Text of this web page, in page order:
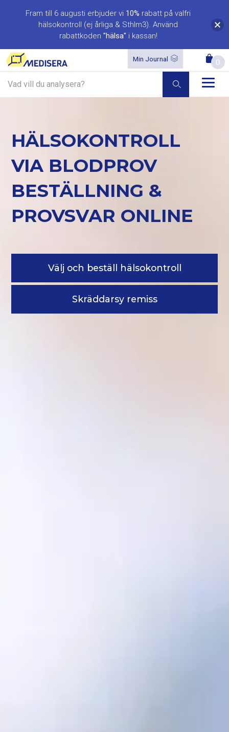
Min Journal 0
HÄLSOKONTROLL
VIA BLODPROV
BESTÄLLNING &
PROVSVAR ONLINE
Välj och beställ hälsokontroll
Skräddarsy remiss
Fram till 6 augusti erbjuder vi 10% rabatt på valfri
hälsokontroll (ej årliga & Sthlm3). Använd
rabattkoden "hälsa" i kassan!